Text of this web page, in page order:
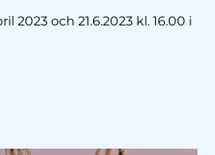
2023 och 21.6.2023 kl. 16.00 i